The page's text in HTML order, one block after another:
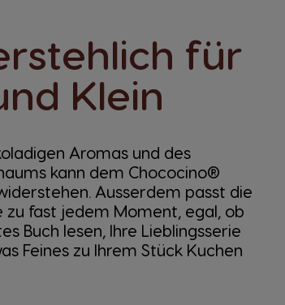
für
Klein
Aromas und des
kann dem Chococino®
Ausserdem passt die
zu fast jedem Moment, egal, ob
Buch lesen, Ihre Lieblingsserie
Feines zu Ihrem Stück Kuchen